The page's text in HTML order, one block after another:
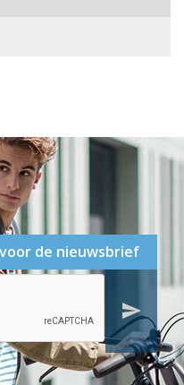
de nieuwsbrief
send